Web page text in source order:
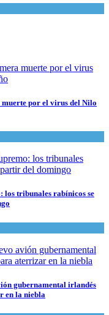
por el virus del Nilo
los tribunales rabínicos se
gubernamental irlandés
en la niebla